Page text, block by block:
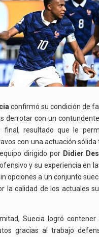
ELIMINA
A
SUECIA
Y
AVANZA
CON
AUTORIDAD
A
DE
FINAL
confirmó su condición de
derrotar con un contundente
final, resultado que le
con una actuación
dirigido por Didier
y su experiencia en
opciones a un conjunto
la calidad de los actuales
Suecia logró
gracias al trabajo